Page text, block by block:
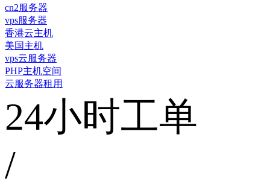
cn2服务器
vps服务器
香港云主机
美国主机
vps云服务器
PHP主机空间
云服务器租用
24小时工单
/